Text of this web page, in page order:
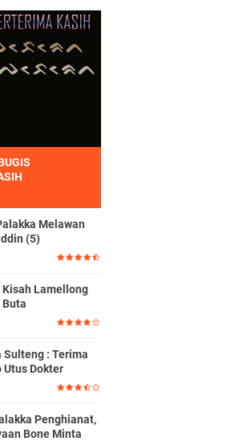
Melawan
(5)
Kisah Lamellong
Buta
Sulteng : Terima
Utus Dokter
Penghianat,
Bone Minta